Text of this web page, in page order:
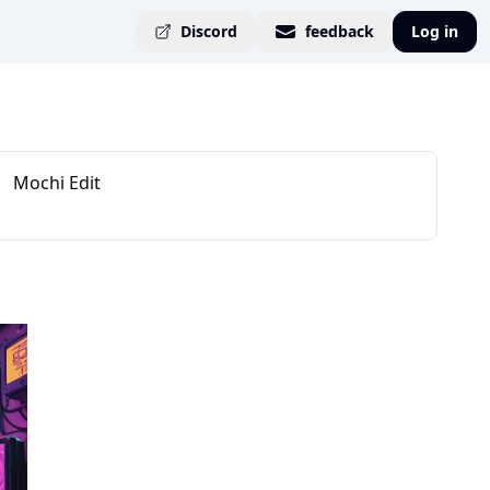
Discord feedback Log in
Mochi Edit